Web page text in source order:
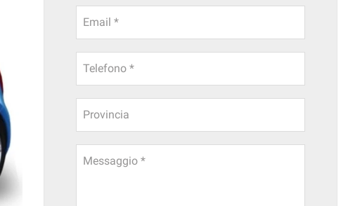
Email *
Telefono *
Provincia
Messaggio *